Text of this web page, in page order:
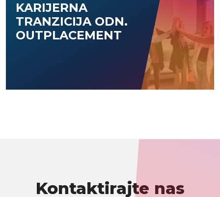
KARIJERNA
TRANZICIJA ODN.
OUTPLACEMENT
Kontaktirajte nas